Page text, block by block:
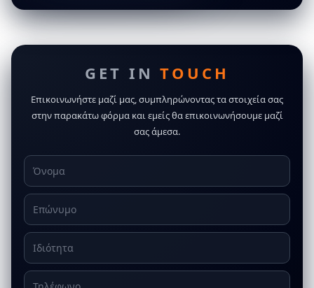
GET INTOUCH
Επικοινωνήστε μαζί μας, συμπληρώνοντας τα στοιχεία σας
στην παρακάτω φόρμα και εμείς θα επικοινωνήσουμε μαζί
σας άμεσα.